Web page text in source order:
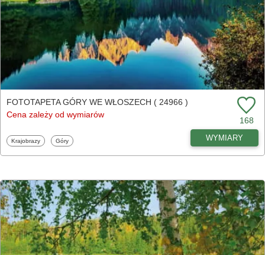
FOTOTAPETA GÓRY WE WŁOSZECH ( 24966 )
Cena zależy od wymiarów
168
Fototapety
Krajobrazy Fototapety
Góry WYMIARY